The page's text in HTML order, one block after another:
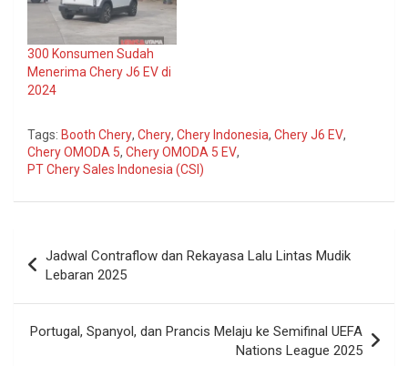
300 Konsumen Sudah
Menerima Chery J6 EV di
2024
Tags: Booth Chery, Chery, Chery Indonesia, Chery J6 EV,
Chery OMODA 5, Chery OMODA 5 EV,
PT Chery Sales Indonesia (CSI)
pos
Jadwal Contraflow dan Rekayasa Lalu Lintas Mudik
Lebaran 2025
Portugal, Spanyol, dan Prancis Melaju ke Semifinal UEFA
Nations League 2025